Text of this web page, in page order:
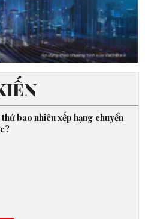
bao nhiêu xếp hạng chuyển